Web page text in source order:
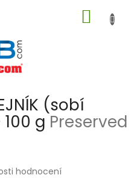
KOŠÍK
(sobí
g Preserved
hodnocení